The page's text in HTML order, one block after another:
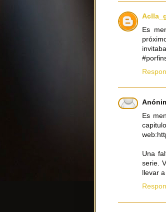
Es
Es
capitulo
Una
serie.
llevar